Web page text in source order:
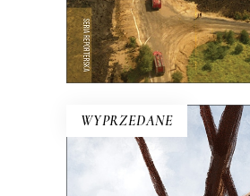
E-BOOK DO
WYPRZEDANE